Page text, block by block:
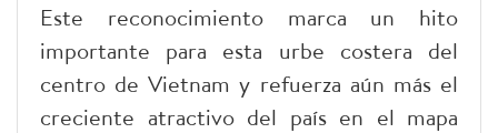
Este reconocimiento marca un hito
importante para esta urbe costera del
centro de Vietnam y refuerza aún más el
creciente atractivo del país en el mapa